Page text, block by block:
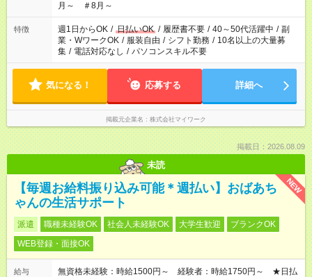
月～ ＃8月～
特徴 週1日からOK / 日払いOK / 履歴書不要 / 40～50代活躍中 / 副
業・WワークOK / 服装自由 / シフト勤務 / 10名以上の大量募
集 / 電話対応なし / パソコンスキル不要
気になる！ 応募する 詳細へ
掲載元企業名 株式会社マイワーク
掲載日：2026.08.09
未読
NEW
【毎週お給料振り込み可能＊週払い】おばあち
ゃんの生活サポート
派遣 職種未経験OK 社会人未経験OK 大学生歓迎
ブランクOK
WEB登録・面接OK
給与
無資格未経験：時給1500円～ 経験者：時給1750円～ ★日払